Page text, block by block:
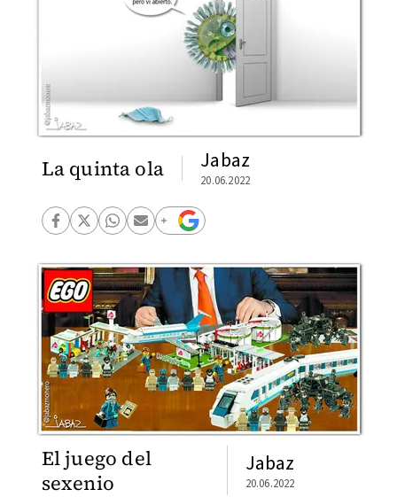
La quinta ola Jabaz
20.06.2022
El juego del
sexenio
Jabaz
20.06.2022